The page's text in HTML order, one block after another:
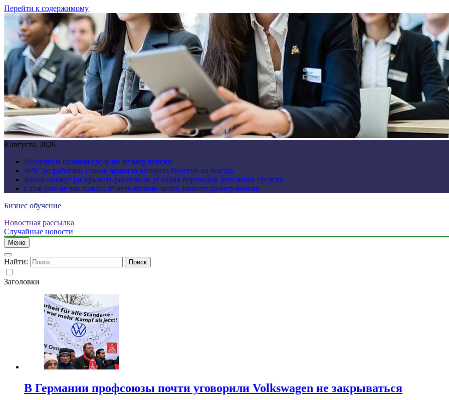
Перейти к содержимому
8 августа, 2026
Россиянам назвали средний размер пенсии
ФАС разработала новые правила возврата билетов на поезда
Банки обяжут раскрывать россиянам условия переводов денежных средств
Стаж уже не так важен: от чего больше всего зависит размер пенсии
Бизнес обучение
Новостная рассылка
Случайные новости
Меню
Найти:
Заголовки
В Германии профсоюзы почти уговорили Volkswagen не закрываться